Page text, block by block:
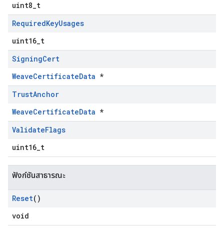
uint8_t
RequiredKeyUsages
uint16_t
SigningCert
WeaveCertificateData *
TrustAnchor
WeaveCertificateData *
ValidateFlags
uint16_t
ฟังก์ชันสาธารณะ
Reset()
void